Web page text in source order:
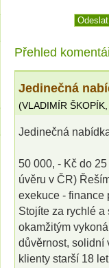
Přehled
Jedinečná
(VLADIMÍR ŠKOPÍK
Jedinečná
50 000, - Kč do
úvěru v ČR)
exekuce - finance
Stojíte za rychlé
okamžitým
důvěrnost, solidní
klienty starší 18